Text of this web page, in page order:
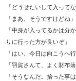
「どうせたいして入って
「まあ、そうですけどね」
「中身が入ってるかは分
りに行った方が良いぞ」
「はい、今日は向こうへ
「羽賀さんて、よく財布
「そうなんだ。拾った事